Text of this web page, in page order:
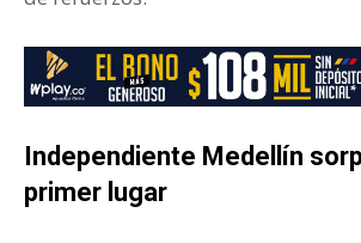
Independiente Medellín
primer lugar